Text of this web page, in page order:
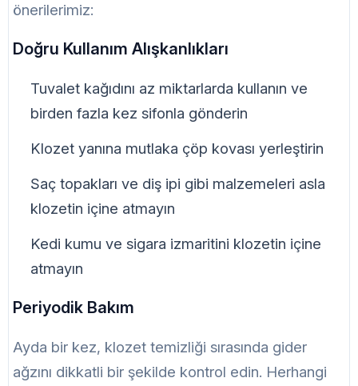
önerilerimiz:
Doğru Kullanım Alışkanlıkları
Tuvalet kağıdını az miktarlarda kullanın ve
birden fazla kez sifonla gönderin
Klozet yanına mutlaka çöp kovası yerleştirin
Saç topakları ve diş ipi gibi malzemeleri asla
klozetin içine atmayın
Kedi kumu ve sigara izmaritini klozetin içine
atmayın
Periyodik Bakım
Ayda bir kez, klozet temizliği sırasında gider
ağzını dikkatli bir şekilde kontrol edin. Herhangi